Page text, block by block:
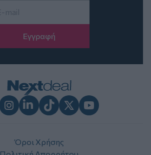
Όροι Χρήσης